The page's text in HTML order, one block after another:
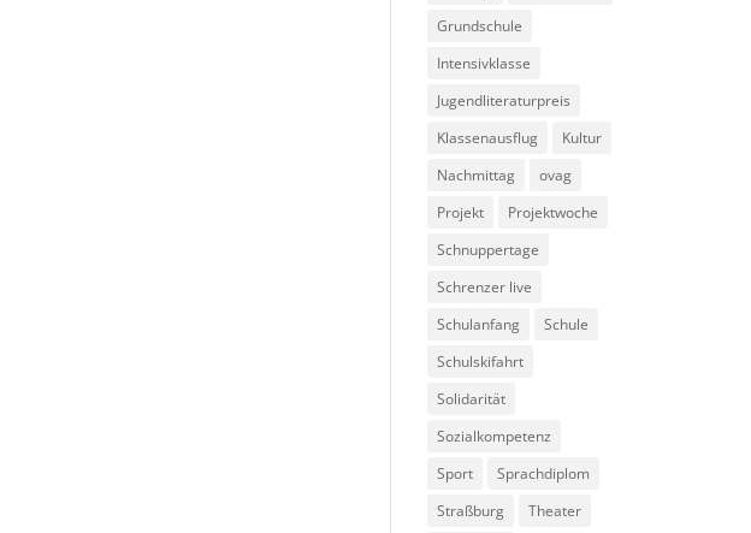
Grundschule
Intensivklasse
Jugendliteraturpreis
Klassenausflug
Kultur
Nachmittag
ovag
Projekt
Projektwoche
Schnuppertage
Schrenzer live
Schulanfang
Schule
Schulskifahrt
Solidarität
Sozialkompetenz
Sport
Sprachdiplom
Straßburg
Theater